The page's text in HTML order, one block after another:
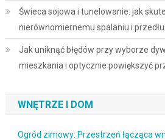
Świeca sojowa i tunelowanie: jak
nierównomiernemu spalaniu i
Jak uniknąć błędów przy wyborze
mieszkania i optycznie powiększyć
WNĘTRZE I DOM
Ogród zimowy: Przestrzeń łącząca